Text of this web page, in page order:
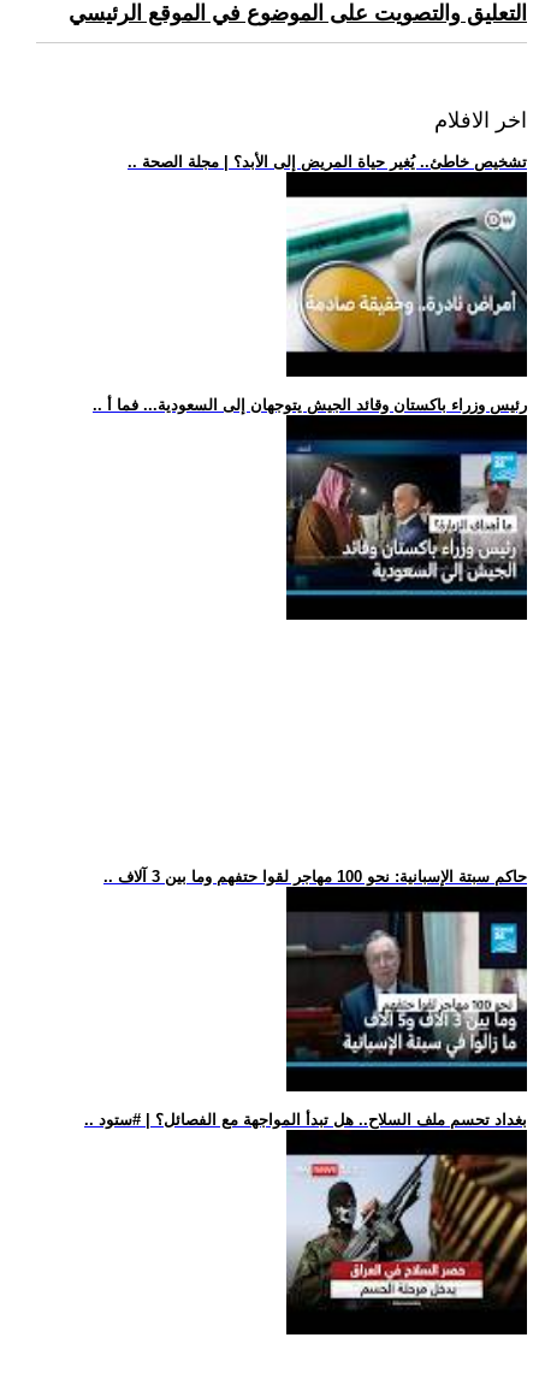
التعليق والتصويت على الموضوع في الموقع الرئيسي
اخر الافلام
.. تشخيص خاطئ.. يُغير حياة المريض إلى الأبد؟ | مجلة الصحة
.. رئيس وزراء باكستان وقائد الجيش يتوجهان إلى السعودية... فما أ
.. حاكم سبتة الإسبانية: نحو 100 مهاجر لقوا حتفهم وما بين 3 آلاف
.. بغداد تحسم ملف السلاح.. هل تبدأ المواجهة مع الفصائل؟ | #ستود